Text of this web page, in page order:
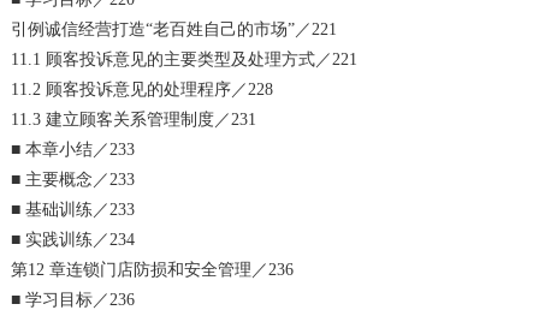
引例诚信经营打造“老百姓自己的市场”／221
11.1 顾客投诉意见的主要类型及处理方式／221
11.2 顾客投诉意见的处理程序／228
11.3 建立顾客关系管理制度／231
■ 本章小结／233
■ 主要概念／233
■ 基础训练／233
■ 实践训练／234
第12 章连锁门店防损和安全管理／236
■ 学习目标／236